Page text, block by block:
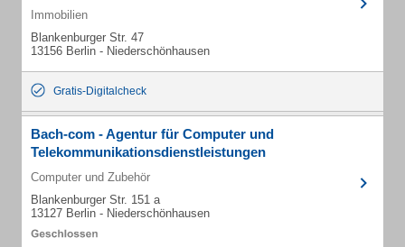
Immobilien
Blankenburger Str. 47
13156 Berlin - Niederschönhausen
Gratis-Digitalcheck
Bach-com - Agentur für Computer und
Telekommunikationsdienstleistungen
Computer und Zubehör
Blankenburger Str. 151 a
13127 Berlin - Niederschönhausen